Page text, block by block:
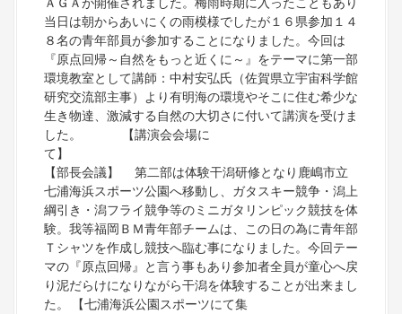
当日は朝からあいにくの雨模様でしたが１６県参加１４
８名の青年部員が参加することになりました。今回は
『原点回帰～自然をもっと近くに～』をテーマに第一部
環境教室として講師：中村安弘氏（佐賀県立宇宙科学館
研究交流部主事）より有明海の環境やそこに住む希少な
生き物達、激減する自然の大切さに付いて講演を受けま
した。 【講演会会場に
て】
【部長会議】 第二部は体験干潟研修となり鹿嶋市立
七浦海浜スポーツ公園へ移動し、ガタスキー競争・潟上
綱引き・潟フライ競争等のミニガタリンピック競技を体
験。我等福岡ＢＭ青年部チームは、この日の為に青年部
Ｔシャツを作成し競技へ臨む事になりました。今回テー
マの『原点回帰』と言う事もあり参加者全員が童心へ戻
り泥だらけになりながら干潟を体験することが出来まし
た。 【七浦海浜公園スポーツにて集